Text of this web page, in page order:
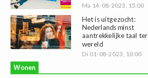
Ma 14-08-2023, 15:00
Het is uitgezocht:
Nederlands minst
aantrekkelijke taal ter
wereld
Di 01-08-2023, 10:00
Wonen